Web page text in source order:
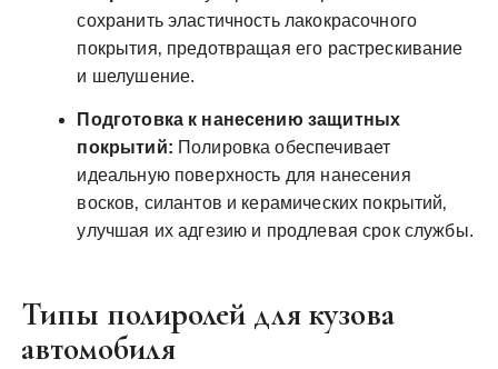
сохранить эластичность лакокрасочного
покрытия‚ предотвращая его растрескивание
и шелушение.
Подготовка к нанесению защитных
покрытий: Полировка обеспечивает
идеальную поверхность для нанесения
восков‚ силантов и керамических покрытий‚
улучшая их адгезию и продлевая срок службы.
Типы полиролей для кузова
автомобиля